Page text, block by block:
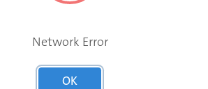
Network Error
OK